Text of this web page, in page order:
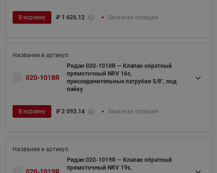
В корзину ₽ 1 626.12 Заказная позиция
020-1018R
Ридан 020-1018R — Клапан обратный
прямоточный NRV 16s,
присоединительные патрубки 5/8", под
пайку
В корзину ₽ 2 093.14 Заказная позиция
Ридан 020-1019R — Клапан обратный
прямоточный NRV 19s,